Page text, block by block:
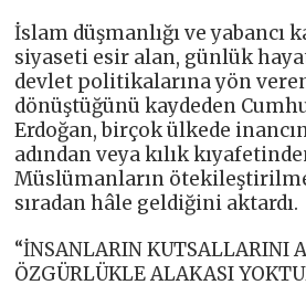
İslam düşmanlığı ve yabancı
siyaseti esir alan, günlük
devlet politikalarına yön
dönüştüğünü kaydeden
Erdoğan, birçok ülkede
adından veya kılık
Müslümanların
sıradan hâle geldiğini aktardı.
“İNSANLARIN KUTSALLARINI
ÖZGÜRLÜKLE ALAKASI